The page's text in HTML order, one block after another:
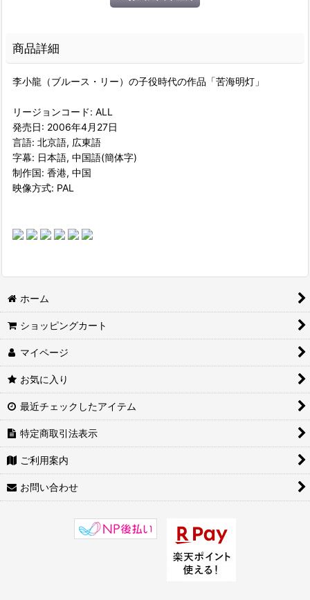
商品詳細
李小龍（ブルース・リー）の子役時代の作品「苦海明灯」
リージョンコード: ALL
発売日: 2006年4月27日
言語: 北京語, 広東語
字幕: 日本語, 中国語(簡体字)
制作国: 香港, 中国
映像方式: PAL
ホーム
ショッピングカート
マイページ
お気に入り
最近チェックしたアイテム
特定商取引法表示
ご利用案内
お問い合わせ